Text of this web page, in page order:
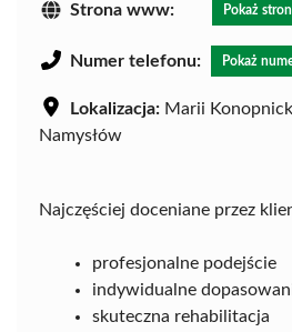
Strona www: Pokaż
Numer telefonu: Pokaż
Lokalizacja: Marii
Namysłów
Najczęściej doceniane przez
profesjonalne podejście
indywidualne
skuteczna rehabilitacja